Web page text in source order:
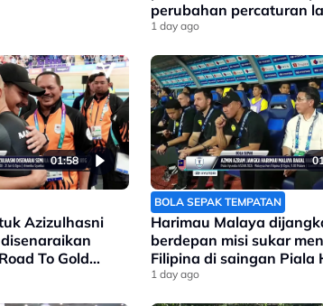
perubahan percaturan
Filipina
1 day ago
01:58
Azizulhasni
To Gold
BOLA SEPAK TEMPATAN
Harimau Malaya
berdepan misi sukar
Filipina di saingan Piala
Asean
1 day ago